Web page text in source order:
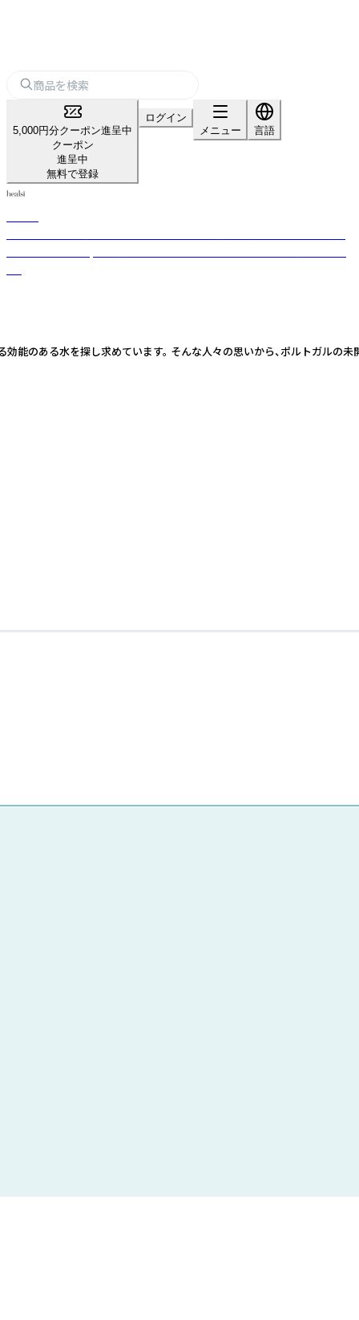
5,000円分クーポン進呈中
クーポン
進呈中
無料で登録
ログイン
メニュー
言語
のある水を探し求めています。 そんな人々の思いから、ポルトガルの